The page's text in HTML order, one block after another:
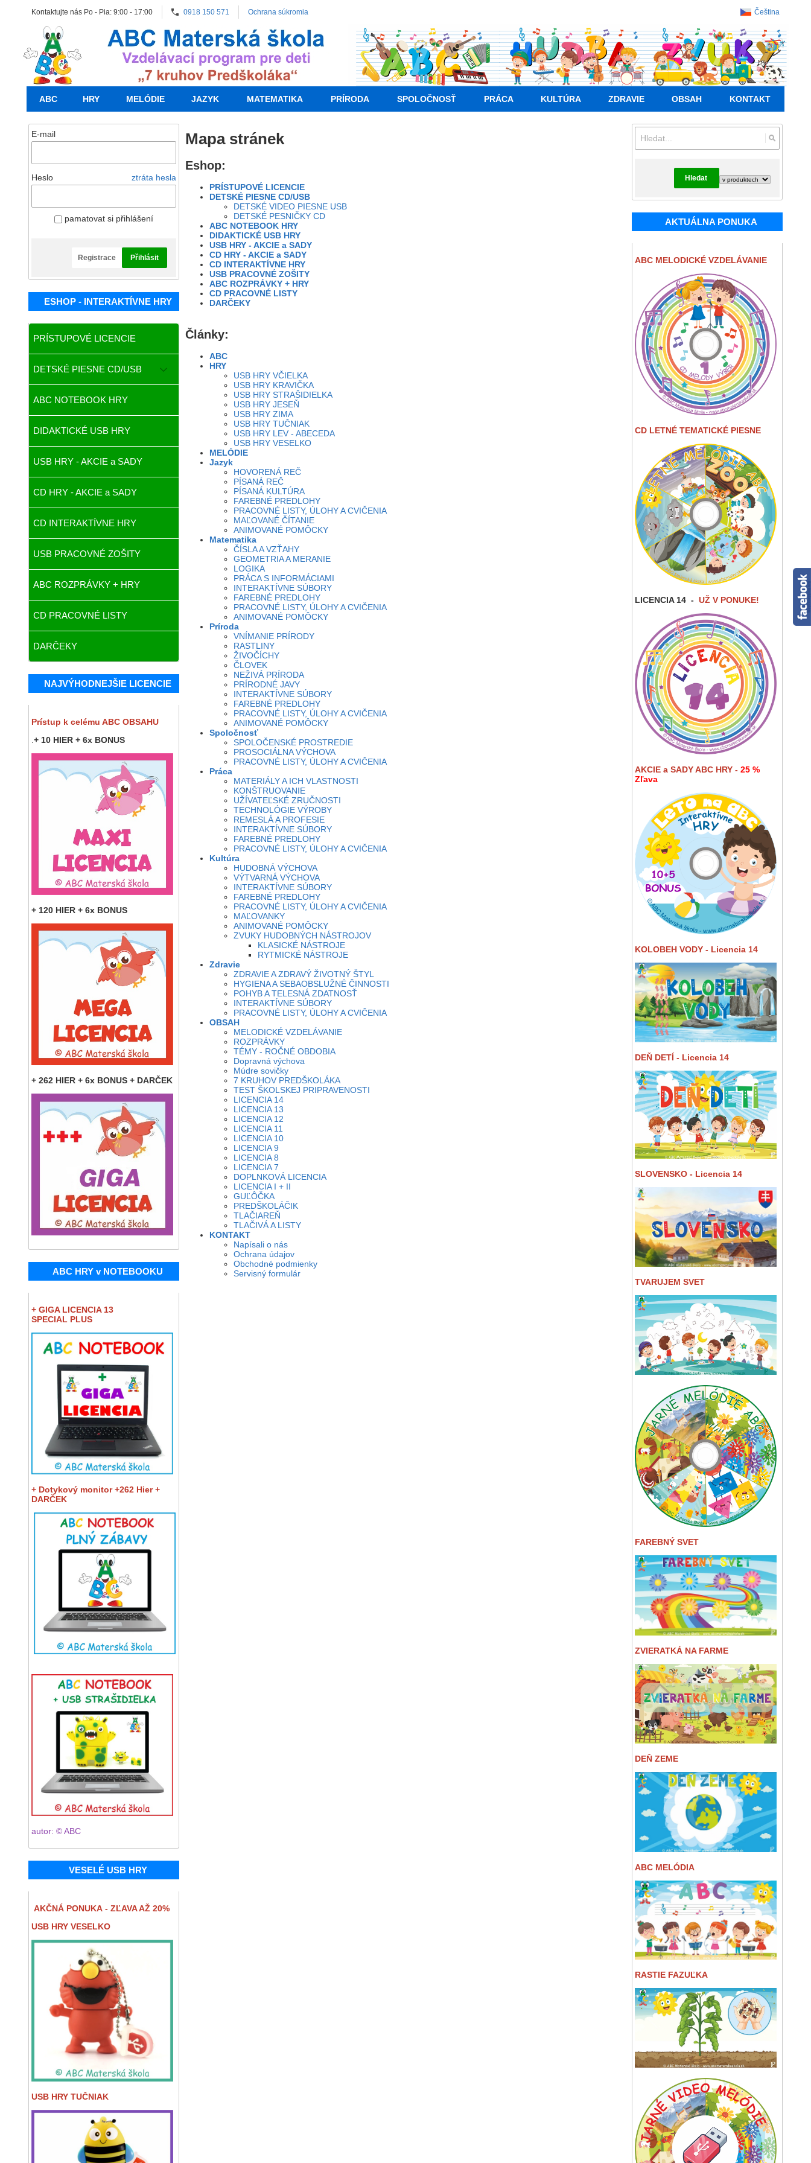
Kontaktujte nás Po - Pia: 9:00 - 17:00 0918 150 571 Ochrana súkromia Čeština
ABC HRY MELÓDIE JAZYK MATEMATIKA PRÍRODA SPOLOČNOSŤ PRÁCA KULTÚRA ZDRAVIE OBSAH KONTAKT
E-mail
Heslo ztráta hesla
pamatovat si přihlášení
Registrace Přihlásit
ESHOP - INTERAKTÍVNE HRY
PRÍSTUPOVÉ LICENCIE
DETSKÉ PIESNE CD/USB
ABC NOTEBOOK HRY
DIDAKTICKÉ USB HRY
USB HRY - AKCIE a SADY
CD HRY - AKCIE a SADY
CD INTERAKTÍVNE HRY
USB PRACOVNÉ ZOŠITY
ABC ROZPRÁVKY + HRY
CD PRACOVNÉ LISTY
DARČEKY
NAJVÝHODNEJŠIE LICENCIE
Prístup k celému ABC OBSAHU
+ 10 HIER + 6x BONUS
+ 120 HIER + 6x BONUS
+ 262 HIER + 6x BONUS + DARČEK
ABC HRY v NOTEBOOKU
+ GIGA LICENCIA 13
SPECIAL PLUS
+ Dotykový monitor +262 Hier +
DARČEK
autor: © ABC
VESELÉ USB HRY
AKČNÁ PONUKA - ZĽAVA AŽ 20%
USB HRY VESELKO
USB HRY TUČNIAK
Hledat
AKTUÁLNA PONUKA
ABC MELODICKÉ VZDELÁVANIE
CD LETNÉ TEMATICKÉ PIESNE
LICENCIA 14 - UŽ V PONUKE!
AKCIE a SADY ABC HRY - 25 %
Zľava
KOLOBEH VODY - Licencia 14
DEŇ DETÍ - Licencia 14
SLOVENSKO - Licencia 14
TVARUJEM SVET
FAREBNÝ SVET
ZVIERATKÁ NA FARME
DEŇ ZEME
ABC MELÓDIA
RASTIE FAZUĽKA
Mapa stránek
Eshop:
PRÍSTUPOVÉ LICENCIE
DETSKÉ PIESNE CD/USB
DETSKÉ VIDEO PIESNE USB
DETSKÉ PESNIČKY CD
ABC NOTEBOOK HRY
DIDAKTICKÉ USB HRY
USB HRY - AKCIE a SADY
CD HRY - AKCIE a SADY
CD INTERAKTÍVNE HRY
USB PRACOVNÉ ZOŠITY
ABC ROZPRÁVKY + HRY
CD PRACOVNÉ LISTY
DARČEKY
Články:
ABC
HRY
USB HRY VČIELKA
USB HRY KRAVIČKA
USB HRY STRAŠIDIELKA
USB HRY JESEŇ
USB HRY ZIMA
USB HRY TUČNIAK
USB HRY LEV - ABECEDA
USB HRY VESELKO
MELÓDIE
Jazyk
HOVORENÁ REČ
PÍSANÁ REČ
PÍSANÁ KULTÚRA
FAREBNÉ PREDLOHY
PRACOVNÉ LISTY, ÚLOHY A CVIČENIA
MAĽOVANÉ ČÍTANIE
ANIMOVANÉ POMÔCKY
Matematika
ČÍSLA A VZŤAHY
GEOMETRIA A MERANIE
LOGIKA
PRÁCA S INFORMÁCIAMI
INTERAKTÍVNE SÚBORY
FAREBNÉ PREDLOHY
PRACOVNÉ LISTY, ÚLOHY A CVIČENIA
ANIMOVANÉ POMÔCKY
Príroda
VNÍMANIE PRÍRODY
RASTLINY
ŽIVOČÍCHY
ČLOVEK
NEŽIVÁ PRÍRODA
PRÍRODNÉ JAVY
INTERAKTÍVNE SÚBORY
FAREBNÉ PREDLOHY
PRACOVNÉ LISTY, ÚLOHY A CVIČENIA
ANIMOVANÉ POMÔCKY
Spoločnosť
SPOLOČENSKÉ PROSTREDIE
PROSOCIÁLNA VÝCHOVA
PRACOVNÉ LISTY, ÚLOHY A CVIČENIA
Práca
MATERIÁLY A ICH VLASTNOSTI
KONŠTRUOVANIE
UŽÍVATEĽSKÉ ZRUČNOSTI
TECHNOLÓGIE VÝROBY
REMESLÁ A PROFESIE
INTERAKTÍVNE SÚBORY
FAREBNÉ PREDLOHY
PRACOVNÉ LISTY, ÚLOHY A CVIČENIA
Kultúra
HUDOBNÁ VÝCHOVA
VÝTVARNÁ VÝCHOVA
INTERAKTÍVNE SÚBORY
FAREBNÉ PREDLOHY
PRACOVNÉ LISTY, ÚLOHY A CVIČENIA
MAĽOVANKY
ANIMOVANÉ POMÔCKY
ZVUKY HUDOBNÝCH NÁSTROJOV
KLASICKÉ NÁSTROJE
RYTMICKÉ NÁSTROJE
Zdravie
ZDRAVIE A ZDRAVÝ ŽIVOTNÝ ŠTYL
HYGIENA A SEBAOBSLUŽNÉ ČINNOSTI
POHYB A TELESNÁ ZDATNOSŤ
INTERAKTÍVNE SÚBORY
PRACOVNÉ LISTY, ÚLOHY A CVIČENIA
OBSAH
MELODICKÉ VZDELÁVANIE
ROZPRÁVKY
TÉMY - ROČNÉ OBDOBIA
Dopravná výchova
Múdre sovičky
7 KRUHOV PREDŠKOLÁKA
TEST ŠKOLSKEJ PRIPRAVENOSTI
LICENCIA 14
LICENCIA 13
LICENCIA 12
LICENCIA 11
LICENCIA 10
LICENCIA 9
LICENCIA 8
LICENCIA 7
DOPLNKOVÁ LICENCIA
LICENCIA I + II
GUĽÔČKA
PREDŠKOLÁČIK
TLAČIAREŇ
TLAČIVÁ A LISTY
KONTAKT
Napísali o nás
Ochrana údajov
Obchodné podmienky
Servisný formulár